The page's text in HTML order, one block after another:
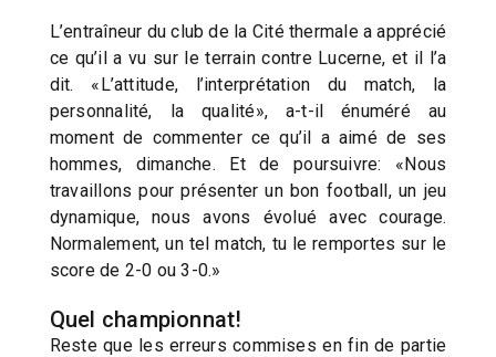
L’entraîneur du club de la Cité thermale a apprécié
ce qu’il a vu sur le terrain contre Lucerne, et il l’a
dit. «L’attitude, l’interprétation du match, la
personnalité, la qualité», a-t-il énuméré au
moment de commenter ce qu’il a aimé de ses
hommes, dimanche. Et de poursuivre: «Nous
travaillons pour présenter un bon football, un jeu
dynamique, nous avons évolué avec courage.
Normalement, un tel match, tu le remportes sur le
score de 2-0 ou 3-0.»
Quel championnat!
Reste que les erreurs commises en fin de partie